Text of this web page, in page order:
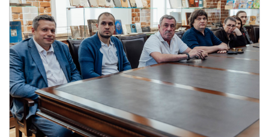
Студенческая жизнь
Сведения об
образовательной
организации
ENG SPN CHI